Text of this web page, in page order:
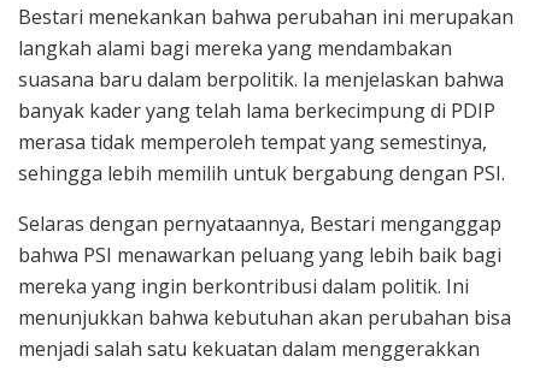
Bestari menekankan bahwa perubahan ini merupakan
langkah alami bagi mereka yang mendambakan
suasana baru dalam berpolitik. Ia menjelaskan bahwa
banyak kader yang telah lama berkecimpung di PDIP
merasa tidak memperoleh tempat yang semestinya,
sehingga lebih memilih untuk bergabung dengan PSI.
Selaras dengan pernyataannya, Bestari menganggap
bahwa PSI menawarkan peluang yang lebih baik bagi
mereka yang ingin berkontribusi dalam politik. Ini
menunjukkan bahwa kebutuhan akan perubahan bisa
menjadi salah satu kekuatan dalam menggerakkan